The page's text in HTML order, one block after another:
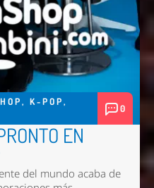
, K-POP,
0
EN
del mundo acaba de